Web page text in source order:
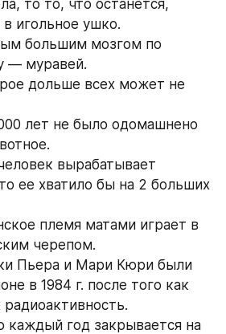
то то, что останется,
игольное ушко.
большим мозгом по
— муравей.
дольше всех может не
лет не было одомашнено
вырабатывает
ее хватило бы на 2 больших
племя матами играет в
черепом.
Пьера и Мари Кюри были
в 1984 г. после того как
каждый год закрывается на